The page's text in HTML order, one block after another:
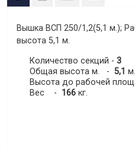
Вышка ВСП 250/1,2(5,1 м.);
высота 5,1 м.
Количество секций - 3
Общая высота м. - 5,1 м.
Высота до рабочей
Вес - 166 кг.